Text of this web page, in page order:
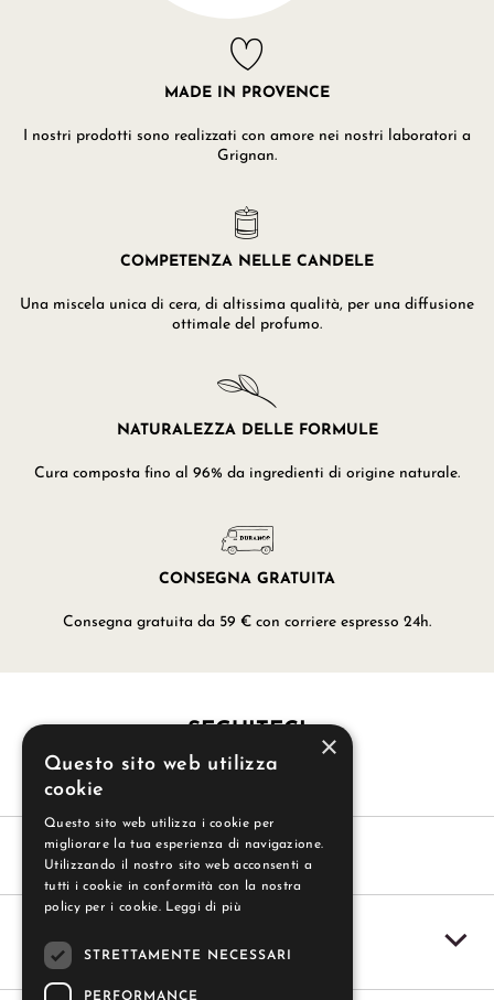
MADE IN PROVENCE
I nostri prodotti sono realizzati con amore nei nostri laboratori a
Grignan.
COMPETENZA NELLE CANDELE
Una miscela unica di cera, di altissima qualità, per una diffusione
ottimale del profumo.
NATURALEZZA DELLE FORMULE
Cura composta fino al 96% da ingredienti di origine naturale.
CONSEGNA GRATUITA
Consegna gratuita da 59 € con corriere espresso 24h.
SEGUITECI
SERVIZIO CLIENTI
×
Questo sito web utilizza
cookie
Questo sito web utilizza i cookie per
migliorare la tua esperienza di navigazione.
Utilizzando il nostro sito web acconsenti a
tutti i cookie in conformità con la nostra
policy per i cookie. Leggi di più
STRETTAMENTE NECESSARI
PERFORMANCE